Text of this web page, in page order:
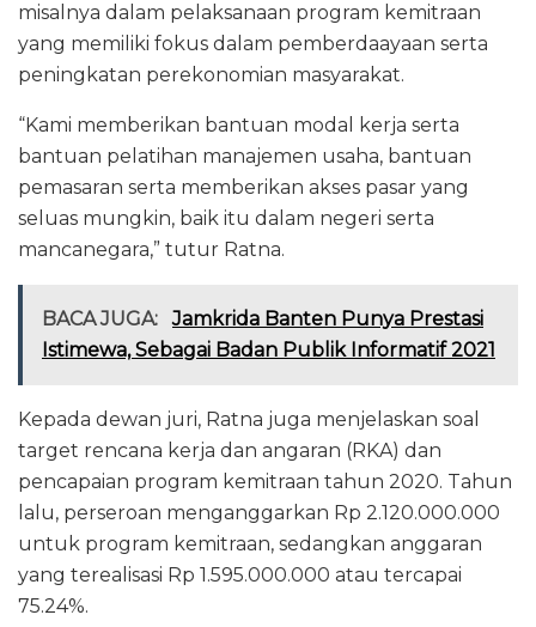
misalnya dalam pelaksanaan program kemitraan
yang memiliki fokus dalam pemberdaayaan serta
peningkatan perekonomian masyarakat.
“Kami memberikan bantuan modal kerja serta
bantuan pelatihan manajemen usaha, bantuan
pemasaran serta memberikan akses pasar yang
seluas mungkin, baik itu dalam negeri serta
mancanegara,” tutur Ratna.
BACA JUGA:
Jamkrida Banten Punya Prestasi
Istimewa, Sebagai Badan Publik Informatif 2021
Kepada dewan juri, Ratna juga menjelaskan soal
target rencana kerja dan angaran (RKA) dan
pencapaian program kemitraan tahun 2020. Tahun
lalu, perseroan menganggarkan Rp 2.120.000.000
untuk program kemitraan, sedangkan anggaran
yang terealisasi Rp 1.595.000.000 atau tercapai
75.24%.